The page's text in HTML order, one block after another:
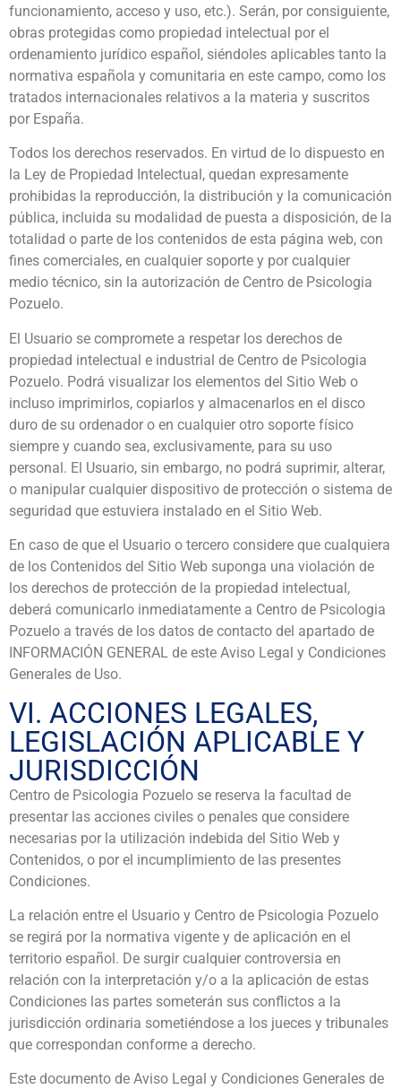
funcionamiento, acceso y uso, etc.). Serán, por consiguiente,
obras protegidas como propiedad intelectual por el
ordenamiento jurídico español, siéndoles aplicables tanto la
normativa española y comunitaria en este campo, como los
tratados internacionales relativos a la materia y suscritos
por España.
Todos los derechos reservados. En virtud de lo dispuesto en
la Ley de Propiedad Intelectual, quedan expresamente
prohibidas la reproducción, la distribución y la comunicación
pública, incluida su modalidad de puesta a disposición, de la
totalidad o parte de los contenidos de esta página web, con
fines comerciales, en cualquier soporte y por cualquier
medio técnico, sin la autorización de Centro de Psicologia
Pozuelo.
El Usuario se compromete a respetar los derechos de
propiedad intelectual e industrial de Centro de Psicologia
Pozuelo. Podrá visualizar los elementos del Sitio Web o
incluso imprimirlos, copiarlos y almacenarlos en el disco
duro de su ordenador o en cualquier otro soporte físico
siempre y cuando sea, exclusivamente, para su uso
personal. El Usuario, sin embargo, no podrá suprimir, alterar,
o manipular cualquier dispositivo de protección o sistema de
seguridad que estuviera instalado en el Sitio Web.
En caso de que el Usuario o tercero considere que cualquiera
de los Contenidos del Sitio Web suponga una violación de
los derechos de protección de la propiedad intelectual,
deberá comunicarlo inmediatamente a Centro de Psicologia
Pozuelo a través de los datos de contacto del apartado de
INFORMACIÓN GENERAL de este Aviso Legal y Condiciones
Generales de Uso.
VI. ACCIONES LEGALES,
LEGISLACIÓN APLICABLE Y
JURISDICCIÓN
Centro de Psicologia Pozuelo se reserva la facultad de
presentar las acciones civiles o penales que considere
necesarias por la utilización indebida del Sitio Web y
Contenidos, o por el incumplimiento de las presentes
Condiciones.
La relación entre el Usuario y Centro de Psicologia Pozuelo
se regirá por la normativa vigente y de aplicación en el
territorio español. De surgir cualquier controversia en
relación con la interpretación y/o a la aplicación de estas
Condiciones las partes someterán sus conflictos a la
jurisdicción ordinaria sometiéndose a los jueces y tribunales
que correspondan conforme a derecho.
Este documento de Aviso Legal y Condiciones Generales de